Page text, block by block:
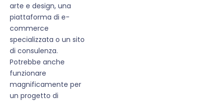
arte e design, una
piattaforma di e-
commerce
specializzata o un sito
di consulenza.
Potrebbe anche
funzionare
magnificamente per
un progetto di